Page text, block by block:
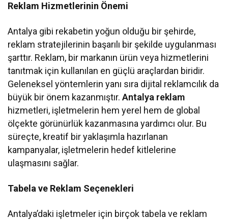
Reklam Hizmetlerinin Önemi
Antalya gibi rekabetin yoğun olduğu bir şehirde,
reklam stratejilerinin başarılı bir şekilde uygulanması
şarttır. Reklam, bir markanın ürün veya hizmetlerini
tanıtmak için kullanılan en güçlü araçlardan biridir.
Geleneksel yöntemlerin yanı sıra dijital reklamcılık da
büyük bir önem kazanmıştır.Antalya reklam
hizmetleri, işletmelerin hem yerel hem de global
ölçekte görünürlük kazanmasına yardımcı olur. Bu
süreçte, kreatif bir yaklaşımla hazırlanan
kampanyalar, işletmelerin hedef kitlelerine
ulaşmasını sağlar.
Tabela ve Reklam Seçenekleri
Antalya’daki işletmeler için birçok tabela ve reklam